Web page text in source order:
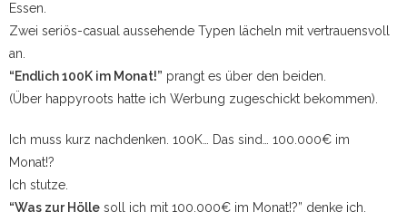
Essen.
Zwei seriös-casual aussehende Typen lächeln mit vertrauensvoll
an.
“Endlich 100K im Monat!” prangt es über den beiden.
(Über happyroots hatte ich Werbung zugeschickt bekommen).
Ich muss kurz nachdenken. 100K… Das sind… 100.000€ im
Monat!?
Ich stutze.
“Was zur Hölle soll ich mit 100.000€ im Monat!?” denke ich.